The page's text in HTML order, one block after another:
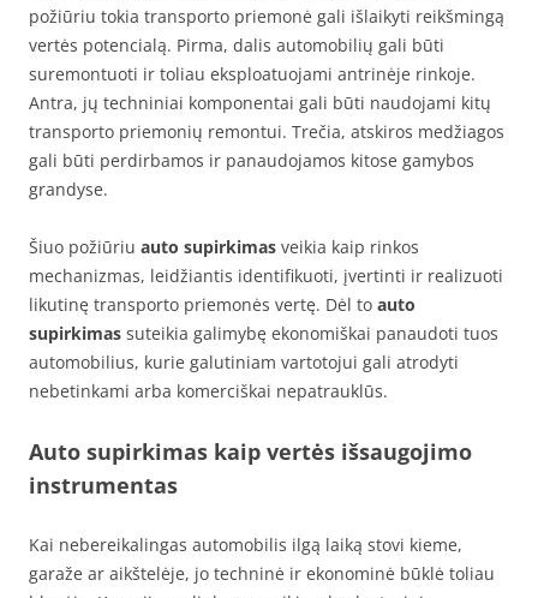
požiūriu tokia transporto priemonė gali išlaikyti reikšmingą
vertės potencialą. Pirma, dalis automobilių gali būti
suremontuoti ir toliau eksploatuojami antrinėje rinkoje.
Antra, jų techniniai komponentai gali būti naudojami kitų
transporto priemonių remontui. Trečia, atskiros medžiagos
gali būti perdirbamos ir panaudojamos kitose gamybos
grandyse.
Šiuo požiūriu auto supirkimas veikia kaip rinkos
mechanizmas, leidžiantis identifikuoti, įvertinti ir realizuoti
likutinę transporto priemonės vertę. Dėl to auto
supirkimas suteikia galimybę ekonomiškai panaudoti tuos
automobilius, kurie galutiniam vartotojui gali atrodyti
nebetinkami arba komerciškai nepatrauklūs.
Auto supirkimas kaip vertės išsaugojimo
instrumentas
Kai nebereikalingas automobilis ilgą laiką stovi kieme,
garaže ar aikštelėje, jo techninė ir ekonominė būklė toliau